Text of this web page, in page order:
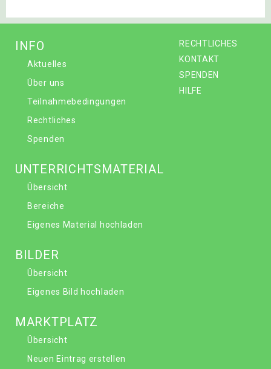
RECHTLICHES
KONTAKT
SPENDEN
HILFE
INFO
Aktuelles
Über uns
Teilnahmebedingungen
Rechtliches
Spenden
UNTERRICHTSMATERIAL
Übersicht
Bereiche
Eigenes Material hochladen
BILDER
Übersicht
Eigenes Bild hochladen
MARKTPLATZ
Übersicht
Neuen Eintrag erstellen